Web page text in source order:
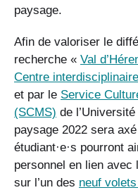
paysage.
Afin de valoriser le
recherche « Val
Centre
et par le Service
(SCMS) de
paysage 2022 sera
étudiant·e·s pourront
personnel en lien avec
sur l’un des neuf